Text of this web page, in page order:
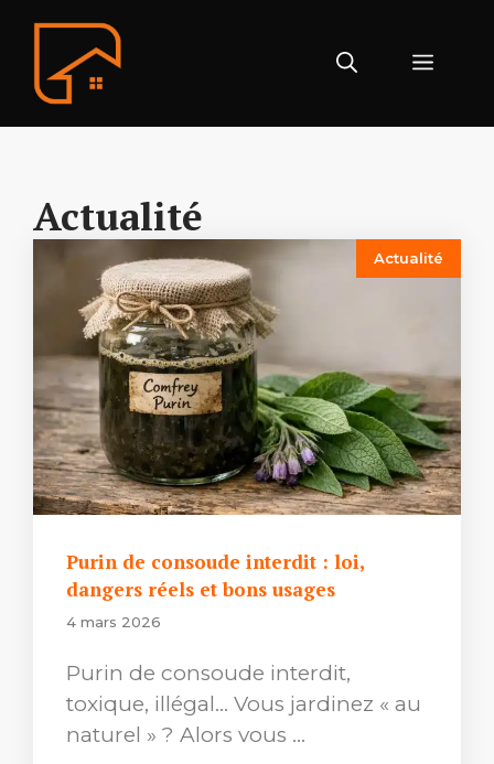
contenu
Menu
Actualité
Actualité
Purin de consoude interdit : loi,
dangers réels et bons usages
4 mars 2026
Purin de consoude interdit,
toxique, illégal… Vous jardinez « au
naturel » ? Alors vous …